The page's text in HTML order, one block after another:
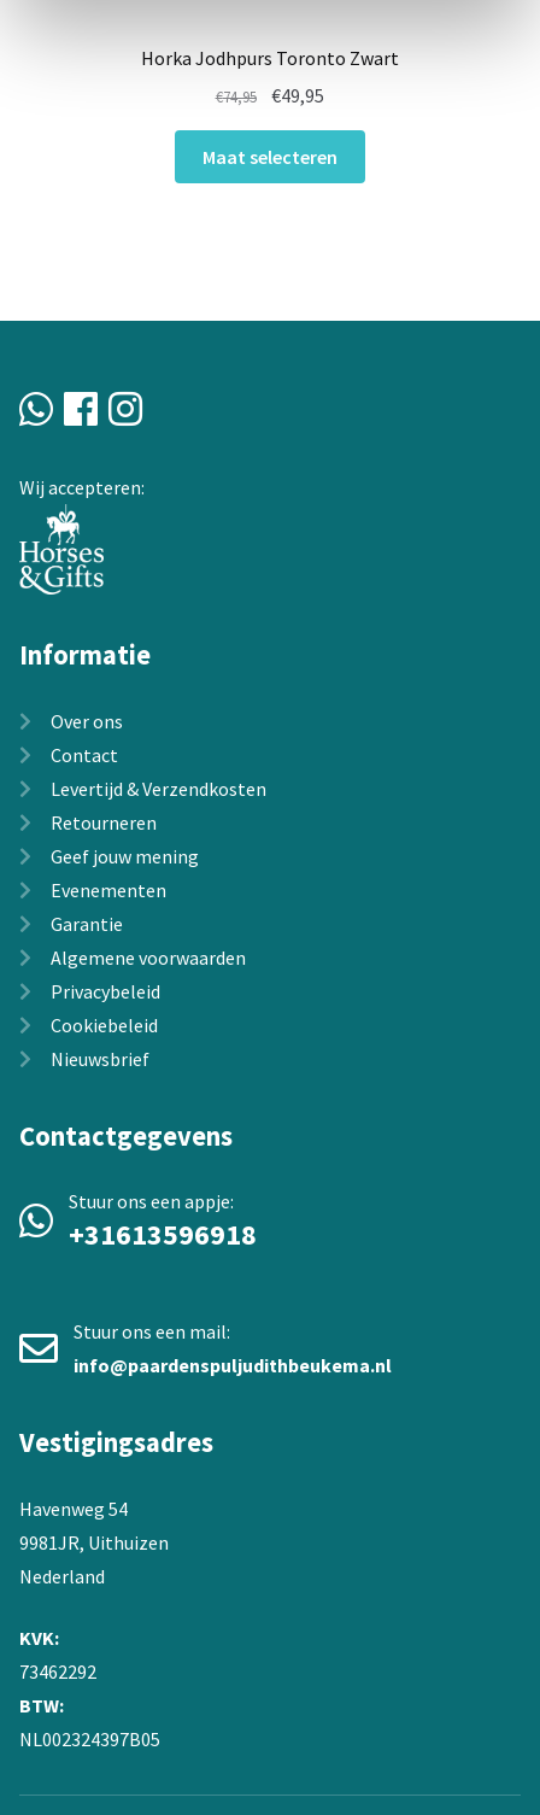
Horka Jodhpurs Toronto Zwart
€74,95
Oorspronkelijke
was:
€74,95.
€49,95
is:
€49,95.
Maat selecteren
optie
Wij accepteren:
Informatie
Over ons
Contact
Levertijd & Verzendkosten
Retourneren
Geef jouw mening
Evenementen
Garantie
Algemene voorwaarden
Privacybeleid
Cookiebeleid
Nieuwsbrief
Contactgegevens
Stuur ons een appje:
+31613596918
Stuur ons een mail:
info@paardenspuljudithbeukema.nl
Vestigingsadres
Havenweg 54
9981JR, Uithuizen
Nederland
KVK:
73462292
BTW:
NL002324397B05